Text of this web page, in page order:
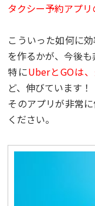
タクシー予約アプ
こういった如何に
を作るかが、今後も
特にUberとGOは
ど、伸びています！
そのアプリが非常
ください。